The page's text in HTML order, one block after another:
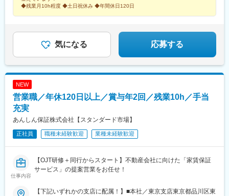
駅、善光寺下駅、足羽山公園口駅、栄町駅(愛知県)、国際センター
駅、あすなろう四日市駅、山陽姫路駅、渡辺橋駅、心斎橋駅、東
駅、蒲生駅、東京駅、都庁前駅、桜木町駅、仁愛女子高校駅、丸
の内駅(愛知県)、淀屋橋駅、堺筋本町駅、新西大寺町筋駅、高松駅
(香川県)
上
◆残業月10h程度 ◆土日祝休み ◆年間休日120日
気になる 応募する
NEW
営業職／年休120日以上／賞与年2回／残業10h／手当
充実
あんしん保証株式会社【スタンダード市場】
正社員 職種未経験歓迎 業種未経験歓迎
仕事内容
【OJT研修＋同行からスタート】不動産会社に向けた「家賃保証
サービス」の提案営業をお任せ！
【下記いずれかの支店に配属！】■本社／東京支店東京都品川区東